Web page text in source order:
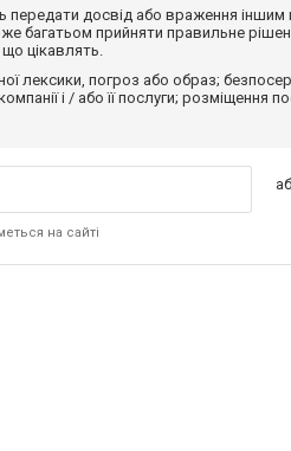
передати досвід або враження
багатьом прийняти правильне
цікавлять.
лексики, погроз або образ;
і / або її послуги; розміщення
на сайті